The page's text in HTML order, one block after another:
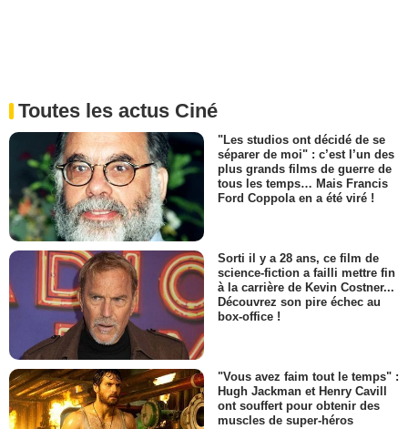
Toutes les actus Ciné
"Les studios ont décidé de se
séparer de moi" : c’est l’un des
plus grands films de guerre de
tous les temps… Mais Francis
Ford Coppola en a été viré !
Sorti il y a 28 ans, ce film de
science-fiction a failli mettre fin
à la carrière de Kevin Costner...
Découvrez son pire échec au
box-office !
"Vous avez faim tout le temps" :
Hugh Jackman et Henry Cavill
ont souffert pour obtenir des
muscles de super-héros